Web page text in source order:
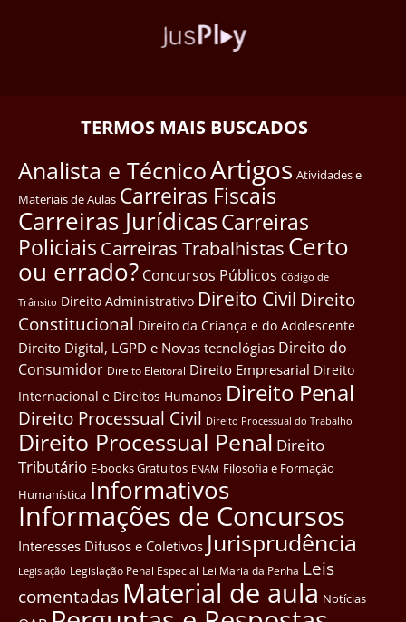
TERMOS MAIS BUSCADOS
Analista e TécnicoArtigos Atividades e
Materiais de Aulas Carreiras Fiscais
Carreiras JurídicasCarreiras
Policiais Carreiras Trabalhistas Certo
ou errado? Concursos Públicos Côdigo de
Trânsito Direito Administrativo Direito Civil Direito
Constitucional Direito da Criança e do Adolescente
Direito Digital, LGPD e Novas tecnológias Direito do
Consumidor Direito Eleitoral Direito Empresarial Direito
Internacional e Direitos Humanos Direito Penal
Direito Processual Civil Direito Processual do Trabalho
Direito Processual Penal Direito
Tributário E-books Gratuitos ENAM Filosofia e Formação
Humanística Informativos
Informações de Concursos
Interesses Difusos e Coletivos Jurisprudência
Legislação Legislação Penal Especial Lei Maria da Penha Leis
comentadas Material de aula Notícias